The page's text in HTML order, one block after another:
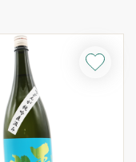
酒SEVENは緑カラー
テーマ、グラスに注
したメロンのような
が広がります。一口
シュワッとした微発
厚でジューシーな米
ます。後味の苦みは